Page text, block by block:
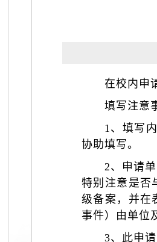
在校内申
填写注意
1、填写
协助填写。
2、申请
特别注意是否
级备案，并在
事件）由单位
3、此申